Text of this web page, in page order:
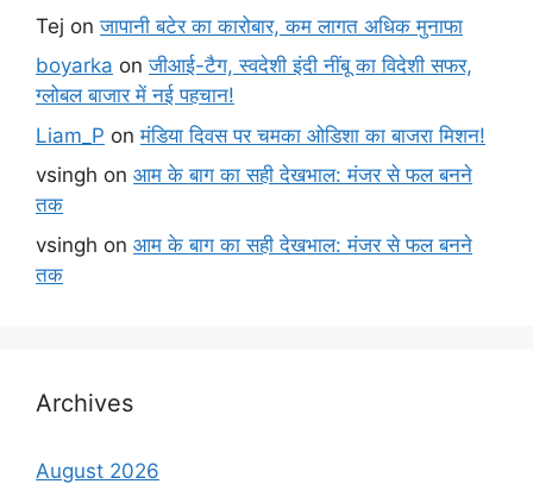
Tej onजापानी बटेर का कारोबार, कम लागत अधिक मुनाफा
boyarka onजीआई-टैग, स्वदेशी इंदी नींबू का विदेशी सफर,
ग्लोबल बाजार में नई पहचान!
Liam_P onमंडिया दिवस पर चमका ओडिशा का बाजरा मिशन!
vsingh on आम के बाग का सही देखभाल: मंजर से फल बनने
तक
vsingh on आम के बाग का सही देखभाल: मंजर से फल बनने
तक
Archives
August 2026